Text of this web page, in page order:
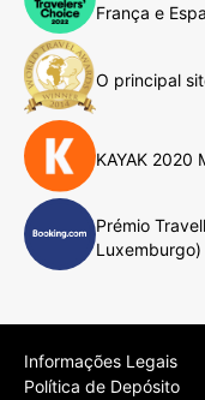
França e
O principal
KAYAK 2020
Prémio
Luxemburgo)
Informações Legais
Política de Depósito